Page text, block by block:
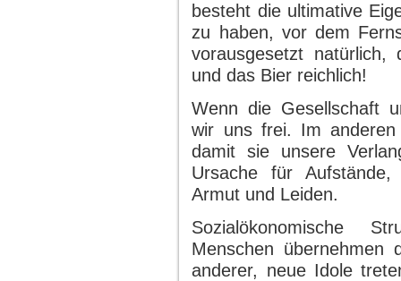
besteht die ultimative
zu haben, vor dem
vorausgesetzt
und das Bier reichlich!
Wenn die Gesellschaft
wir uns frei. Im
damit sie unsere
Ursache für
Armut und Leiden.
Sozialökonomische
Menschen
anderer, neue Idole